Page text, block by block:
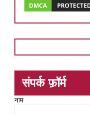
संपर्क फ़ॉर्म
नाम